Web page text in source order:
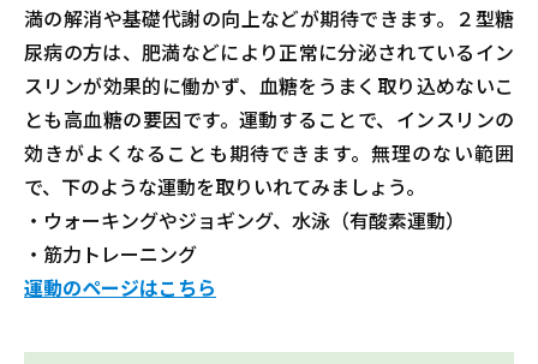
満の解消や基礎代謝の向上などが期待できます。２型糖
尿病の方は、肥満などにより正常に分泌されているイン
スリンが効果的に働かず、血糖をうまく取り込めないこ
とも高血糖の要因です。運動することで、インスリンの
効きがよくなることも期待できます。無理のない範囲
で、下のような運動を取りいれてみましょう。
・ウォーキングやジョギング、水泳（有酸素運動）
・筋力トレーニング
運動のページはこちら